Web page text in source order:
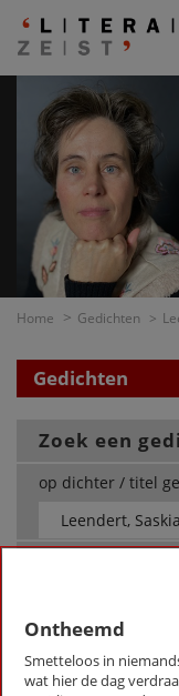
Home Gedichten
Gedichten
Zoek een
op dichter / titel
Leendert, Saskia van
Ontheemd
Smetteloos in
wat hier de dag